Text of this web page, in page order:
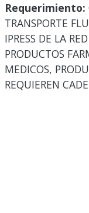
Requerimiento:
TRANSPORTE
IPRESS DE LA
PRODUCTOS
MEDICOS,
REQUIEREN